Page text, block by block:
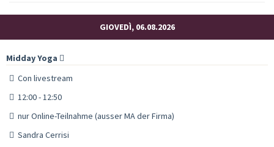
GIOVEDÌ, 06.08.2026
Midday Yoga
Con livestream
12:00 - 12:50
nur Online-Teilnahme (ausser MA der Firma)
Sandra Cerrisi